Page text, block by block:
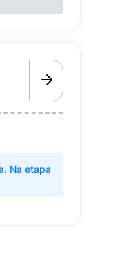
Na etapa